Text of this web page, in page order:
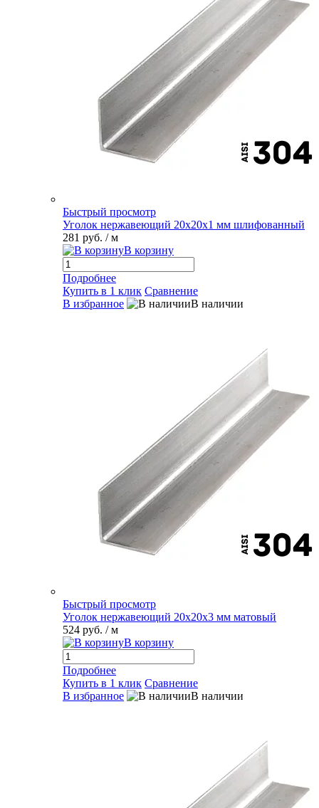
Быстрый просмотр
Уголок нержавеющий 20х20х1 мм шлифованный
281 руб. / м
В корзину
Подробнее
Купить в 1 клик Сравнение
В избранное
В наличии
Быстрый просмотр
Уголок нержавеющий 20х20х3 мм матовый
524 руб. / м
В корзину
Подробнее
Купить в 1 клик Сравнение
В избранное
В наличии